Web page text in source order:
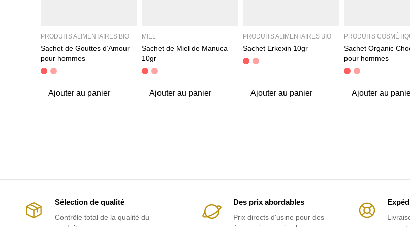
PRODUITS ALIMENTAIRES BIO
Sachet de Gouttes d’Amour
pour hommes
Ajouter au panier
MIEL
Sachet de Miel de Manuca
10gr
Ajouter au panier
PRODUITS ALIMENTAIRES BIO
Sachet Erkexin 10gr
Ajouter au panier
PRODUITS
Sachet Organic
pour hommes
Ajouter au
Sélection de qualité
Contrôle total de la qualité du
Des prix abordables
Prix ​​directs d'usine pour des